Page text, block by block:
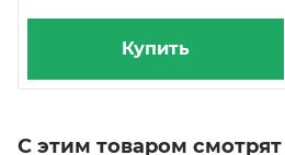
Купить
С этим товаром смотрят